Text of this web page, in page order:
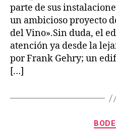
parte de sus
un ambicioso proyecto
del Vino».Sin duda, el
atención ya desde la
por Frank Gehry; un
[…]